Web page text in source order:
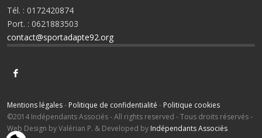
Tél. : 0172420874
Port. : 0621883503
contact@sportadapte92.org
Mentions légales- Politique de confidentialité - Politique cookies
©2014 Indépendants Associés - All rights reserved - Tous droits réservés -
Web Design by Valérian P. & Developed by Indépendants Associés